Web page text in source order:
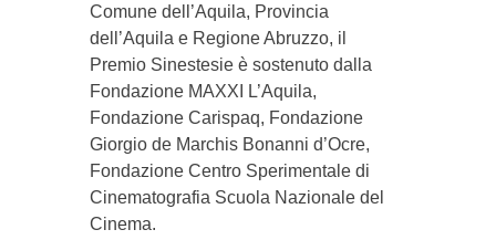
Comune dell’Aquila, Provincia
dell’Aquila e Regione Abruzzo, il
Premio Sinestesie è sostenuto dalla
Fondazione MAXXI L’Aquila,
Fondazione Carispaq, Fondazione
Giorgio de Marchis Bonanni d’Ocre,
Fondazione Centro Sperimentale di
Cinematografia Scuola Nazionale del
Cinema.